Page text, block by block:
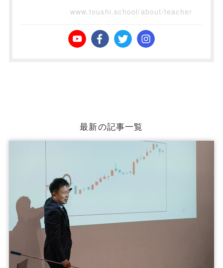
www.toushi.school/about/teacher
最新の記事一覧